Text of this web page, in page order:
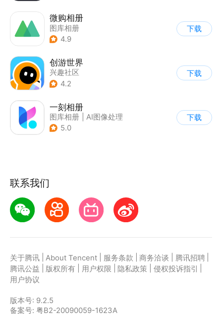
微购相册
图库相册
4.9
下载
创游世界
兴趣社区
4.2
下载
一刻相册
图库相册
AI图像处理
5.0
下载
联系我们
关于腾讯 About Tencent 服务条款 商务洽谈 腾讯招聘
腾讯公益
版权所有 用户权限 隐私政策 侵权投诉指引
用户协议
版本号: 9.2.5
备案号: 粤B2-20090059-1623A